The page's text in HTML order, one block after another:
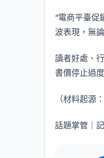
“電商平臺促
波表現，無
讀者好處、
書價停止過
（材料起源
話題掌管｜